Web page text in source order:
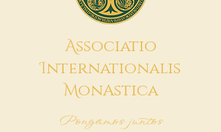
Associatio
Internationalis
MonAstica
Pongamos juntos